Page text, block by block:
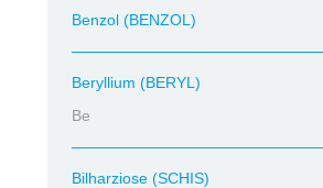
Benzol (BENZOL)
Beryllium (BERYL)
Be
Bilharziose (SCHIS)